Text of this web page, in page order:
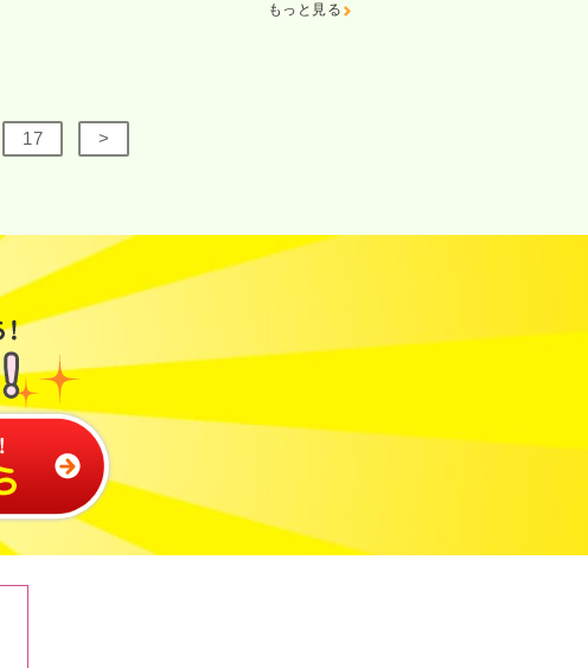
もっと見る
17 >